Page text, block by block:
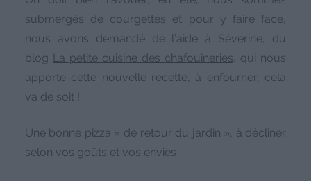
submergés de courgettes et pour y faire face,
nous avons demandé de l’aide à Séverine, du
blog La petite cuisine des chafouineries, qui nous
apporte cette nouvelle recette, à enfourner, cela
va de soit !
Une bonne pizza « de retour du jardin », à décliner
selon vos goûts et vos envies :